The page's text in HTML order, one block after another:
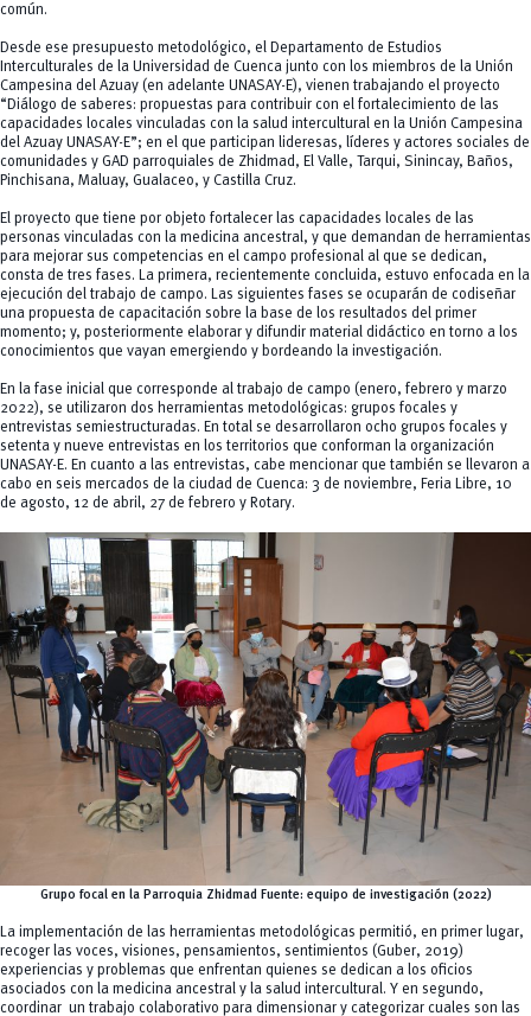
común.
Desde ese presupuesto metodológico, el Departamento de Estudios
Interculturales de la Universidad de Cuenca junto con los miembros de la Unión
Campesina del Azuay (en adelante UNASAY-E), vienen trabajando el proyecto
“Diálogo de saberes: propuestas para contribuir con el fortalecimiento de las
capacidades locales vinculadas con la salud intercultural en la Unión Campesina
del Azuay UNASAY-E”; en el que participan lideresas, líderes y actores sociales de
comunidades y GAD parroquiales de Zhidmad, El Valle, Tarqui, Sinincay, Baños,
Pinchisana, Maluay, Gualaceo, y Castilla Cruz.
El proyecto que tiene por objeto fortalecer las capacidades locales de las
personas vinculadas con la medicina ancestral, y que demandan de herramientas
para mejorar sus competencias en el campo profesional al que se dedican,
consta de tres fases. La primera, recientemente concluida, estuvo enfocada en la
ejecución del trabajo de campo. Las siguientes fases se ocuparán de codiseñar
una propuesta de capacitación sobre la base de los resultados del primer
momento; y, posteriormente elaborar y difundir material didáctico en torno a los
conocimientos que vayan emergiendo y bordeando la investigación.
En la fase inicial que corresponde al trabajo de campo (enero, febrero y marzo
2022), se utilizaron dos herramientas metodológicas: grupos focales y
entrevistas semiestructuradas. En total se desarrollaron ocho grupos focales y
setenta y nueve entrevistas en los territorios que conforman la organización
UNASAY-E. En cuanto a las entrevistas, cabe mencionar que también se llevaron a
cabo en seis mercados de la ciudad de Cuenca: 3 de noviembre, Feria Libre, 10
de agosto, 12 de abril, 27 de febrero y Rotary.
Grupo focal en la Parroquia Zhidmad Fuente: equipo de investigación (2022)
La implementación de las herramientas metodológicas permitió, en primer lugar,
recoger las voces, visiones, pensamientos, sentimientos (Guber, 2019)
experiencias y problemas que enfrentan quienes se dedican a los oficios
asociados con la medicina ancestral y la salud intercultural. Y en segundo,
coordinar un trabajo colaborativo para dimensionar y categorizar cuales son las